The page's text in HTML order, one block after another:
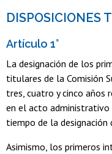
DISPOSICIONES
Artículo 1°
La designación de los
titulares de la Comisión
tres, cuatro y cinco años
en el acto administrativo
tiempo de la
Asimismo, los primeros